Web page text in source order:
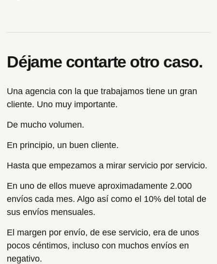
Déjame contarte otro caso.
Una agencia con la que trabajamos tiene un gran
cliente. Uno muy importante.
De mucho volumen.
En principio, un buen cliente.
Hasta que empezamos a mirar servicio por servicio.
En uno de ellos mueve aproximadamente 2.000
envíos cada mes. Algo así como el 10% del total de
sus envíos mensuales.
El margen por envío, de ese servicio, era de unos
pocos céntimos, incluso con muchos envíos en
negativo.